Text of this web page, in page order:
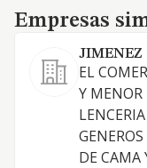
Empresas similares
Empresas
JIMENEZ
EL
Y MENOR
DE CAMA